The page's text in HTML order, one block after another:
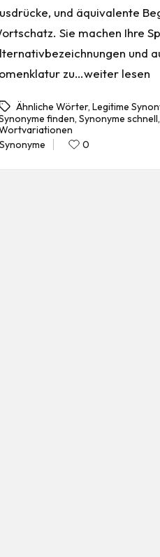
und äquivalente
Sie machen Ihre
und
zu…weiter lesen
Ähnliche Wörter,Legitime
finden,Synonyme schnell
0